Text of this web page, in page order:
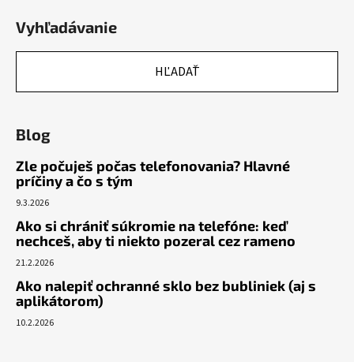
Vyhľadávanie
HĽADAŤ
Blog
Zle počuješ počas telefonovania? Hlavné
príčiny a čo s tým
9.3.2026
Ako si chrániť súkromie na telefóne: keď
nechceš, aby ti niekto pozeral cez rameno
21.2.2026
Ako nalepiť ochranné sklo bez bubliniek (aj s
aplikátorom)
10.2.2026